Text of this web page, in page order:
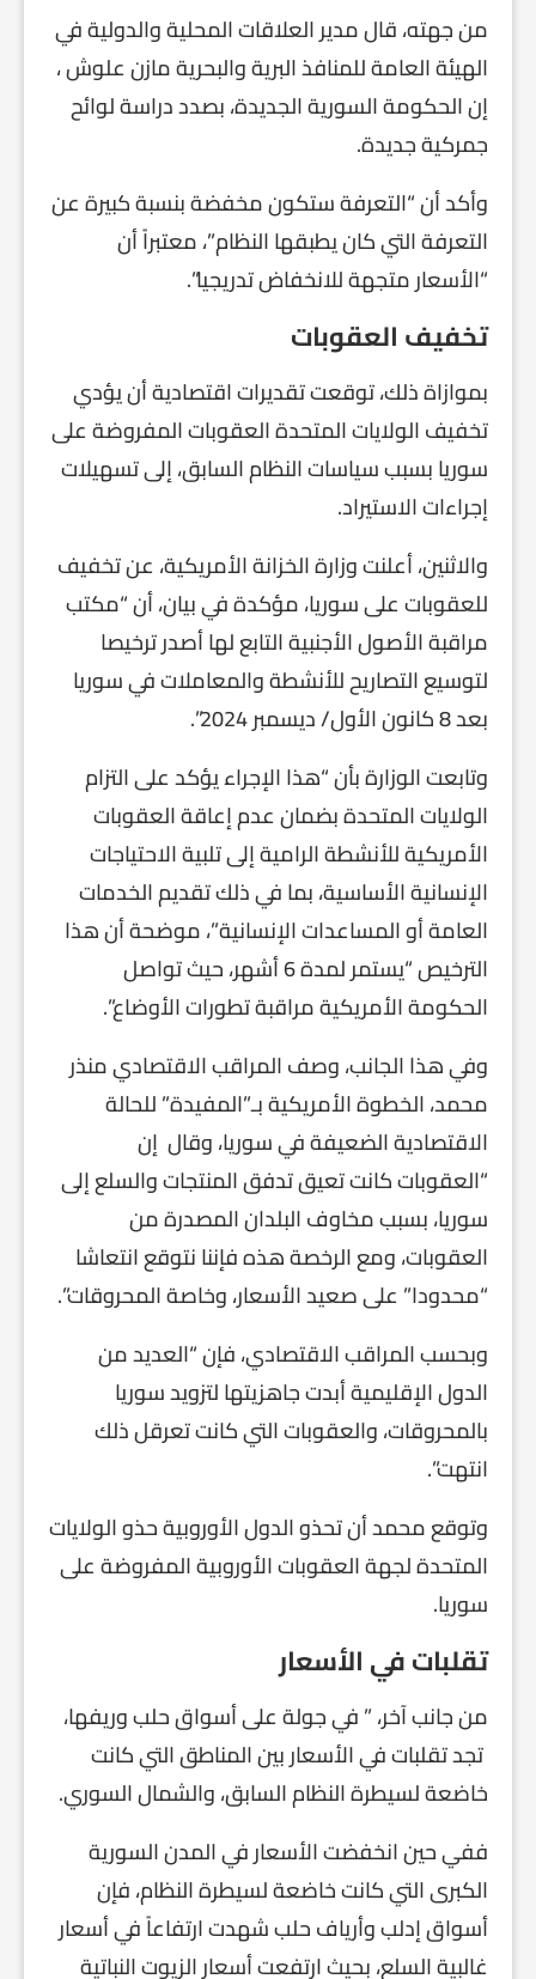
من جهته، قال مدير العلاقات المحلية والدولية في
الهيئة العامة للمنافذ البرية والبحرية مازن علوش ،
إن الحكومة السورية الجديدة، بصدد دراسة لوائح
جمركية جديدة.
وأكد أن “التعرفة ستكون مخفضة بنسبة كبيرة عن
التعرفة التي كان يطبقها النظام”، معتبراً أن
“الأسعار متجهة للانخفاض تدريجيا”.
تخفيف العقوبات
بموازاة ذلك، توقعت تقديرات اقتصادية أن يؤدي
تخفيف الولايات المتحدة العقوبات المفروضة على
سوريا بسبب سياسات النظام السابق، إلى تسهيلات
إجراءات الاستيراد.
والاثنين، أعلنت وزارة الخزانة الأمريكية، عن تخفيف
للعقوبات على سوريا، مؤكدة في بيان، أن “مكتب
مراقبة الأصول الأجنبية التابع لها أصدر ترخيصا
لتوسيع التصاريح للأنشطة والمعاملات في سوريا
بعد 8 كانون الأول/ ديسمبر 2024”.
وتابعت الوزارة بأن “هذا الإجراء يؤكد على التزام
الولايات المتحدة بضمان عدم إعاقة العقوبات
الأمريكية للأنشطة الرامية إلى تلبية الاحتياجات
الإنسانية الأساسية، بما في ذلك تقديم الخدمات
العامة أو المساعدات الإنسانية”، موضحة أن هذا
الترخيص “يستمر لمدة 6 أشهر، حيث تواصل
الحكومة الأمريكية مراقبة تطورات الأوضاع”.
وفي هذا الجانب، وصف المراقب الاقتصادي منذر
محمد، الخطوة الأمريكية بـ”المفيدة” للحالة
الاقتصادية الضعيفة في سوريا، وقال إن
“العقوبات كانت تعيق تدفق المنتجات والسلع إلى
سوريا، بسبب مخاوف البلدان المصدرة من
العقوبات، ومع الرخصة هذه فإننا نتوقع انتعاشا
“محدودا” على صعيد الأسعار، وخاصة المحروقات”.
وبحسب المراقب الاقتصادي، فإن “العديد من
الدول الإقليمية أبدت جاهزيتها لتزويد سوريا
بالمحروقات، والعقوبات التي كانت تعرقل ذلك
انتهت”.
وتوقع محمد أن تحذو الدول الأوروبية حذو الولايات
المتحدة لجهة العقوبات الأوروبية المفروضة على
سوريا.
تقلبات في الأسعار
من جانب آخر، ” في جولة على أسواق حلب وريفها،
تجد تقلبات في الأسعار بين المناطق التي كانت
خاضعة لسيطرة النظام السابق، والشمال السوري.
ففي حين انخفضت الأسعار في المدن السورية
الكبرى التي كانت خاضعة لسيطرة النظام، فإن
أسواق إدلب وأرياف حلب شهدت ارتفاعاً في أسعار
غالبية السلع، بحيث ارتفعت أسعار الزيوت النباتية